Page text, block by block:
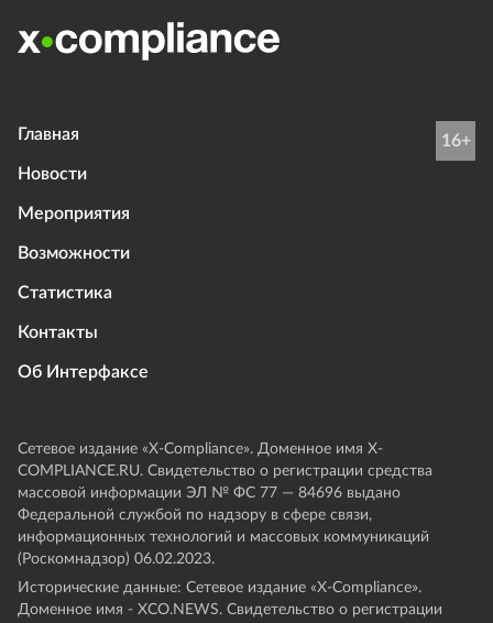
Главная
Новости
Мероприятия
Возможности
Статистика
Контакты
Об Интерфаксе
16+
Сетевое издание «Х-Compliance». Доменное имя X-
COMPLIANCE.RU. Свидетельство о регистрации средства
массовой информации ЭЛ № ФС 77 — 84696 выдано
Федеральной службой по надзору в сфере связи,
информационных технологий и массовых коммуникаций
(Роскомнадзор) 06.02.2023.
Исторические данные: Сетевое издание «Х-Compliance».
Доменное имя - XCO.NEWS. Свидетельство о регистрации